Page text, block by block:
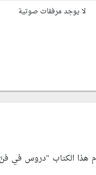
لا يوجد مرفقات صوتية
هذا الكتاب "دروس في